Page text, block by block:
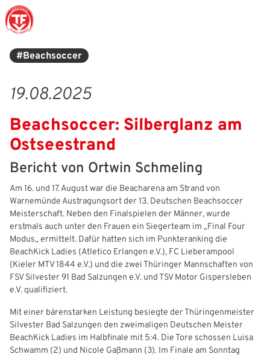
#Beachsoccer
19.08.2025
Beachsoccer: Silberglanz am
Ostseestrand
Bericht von Ortwin Schmeling
Am 16. und 17. August war die Beacharena am Strand von
Warnemünde Austragungsort der 13. Deutschen Beachsoccer
Meisterschaft. Neben den Finalspielen der Männer, wurde
erstmals auch unter den Frauen ein Siegerteam im „Final Four
Modus„ ermittelt. Dafür hatten sich im Punkteranking die
BeachKick Ladies (Atletico Erlangen e.V.), FC Lieberampool
(Kieler MTV 1844 e.V.) und die zwei Thüringer Mannschaften von
FSV Silvester 91 Bad Salzungen e.V. und TSV Motor Gispersleben
e.V. qualifiziert.
Mit einer bärenstarken Leistung besiegte der Thüringenmeister
Silvester Bad Salzungen den zweimaligen Deutschen Meister
BeachKick Ladies im Halbfinale mit 5:4. Die Tore schossen Luisa
Schwamm (2) und Nicole Gaßmann (3). Im Finale am Sonntag
Geschäftsstelle
Chronik
Ehrentafel
Karriere
Partnerschaft
Mitgliedschaft
Sicherheit
Junioren
Juniorinnen
Kinderfußball
eSports
Schiedsrichter
Freizeit- und Breitensport
Futsal
Eliteschulen
Erzieher und Lehrer
Veranstaltungskalender
DFB-Mobil
DFB-Masterplan
Vielfalt
Fair Play
Inklusion
Prävention
Schule und Kita
Kinder- und Jugendschutz
#siekickt
Tage des Mädchenfußballs
Newsletter
DFBnet
Passwesen
Vereinsangebote
Archiv
Downloads
Datenschutz
Länderspiele
Impressum